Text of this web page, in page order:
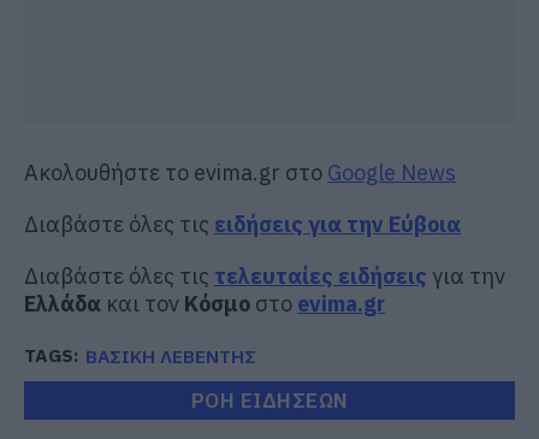
Ακολουθήστε το evima.gr στο Google News
Διαβάστε όλες τις ειδήσεις για την Εύβοια
Διαβάστε όλες τις τελευταίες ειδήσεις για την
Ελλάδα και τον Κόσμο στο evima.gr
TAGS: ΒΑΣΙΚΗ ΛΕΒΕΝΤΗΣ
ΡΟΗ ΕΙΔΗΣΕΩΝ